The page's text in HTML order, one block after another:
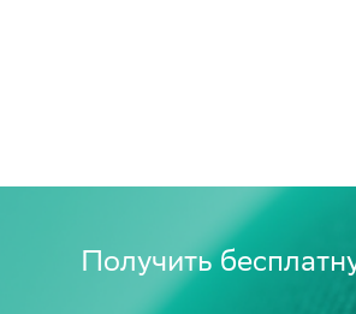
Получить